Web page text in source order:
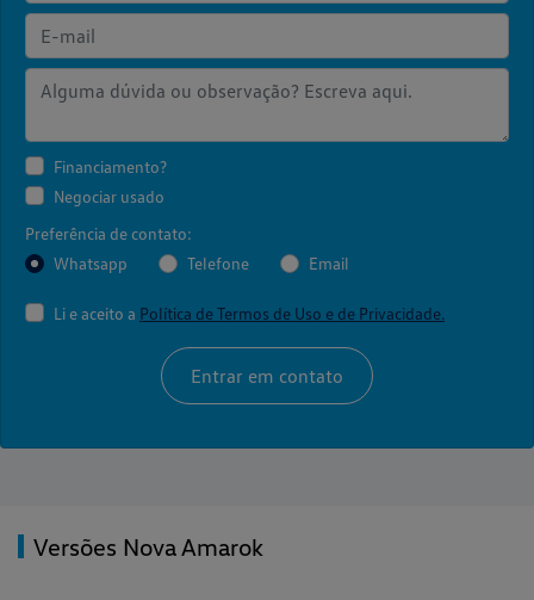
Financiamento?
Negociar usado
Preferência de contato:
Whatsapp
Telefone Email
Li e aceito a Política de Termos de Uso e de Privacidade.
Entrar em contato
Versões Nova Amarok